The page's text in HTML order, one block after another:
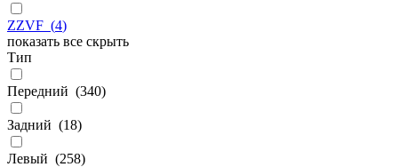
ZZVF (4)
показать все скрыть
Тип
Передний (340)
Задний (18)
Левый (258)